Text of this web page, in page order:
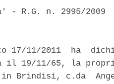
- R.G. n. 2995/2009
17/11/2011  ha
il 19/11/65, la
in Brindisi, c.da